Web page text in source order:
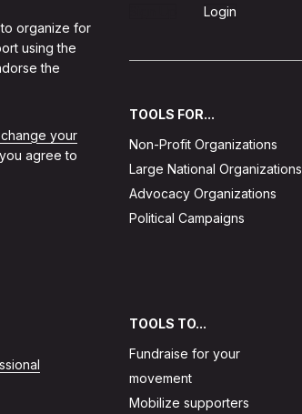
organize for
using the
the
your
agree to
Login
TOOLS FOR...
Non-Profit Organizations
Large National Organizations
Advocacy Organizations
Political Campaigns
TOOLS TO...
Fundraise for your
movement
Mobilize supporters